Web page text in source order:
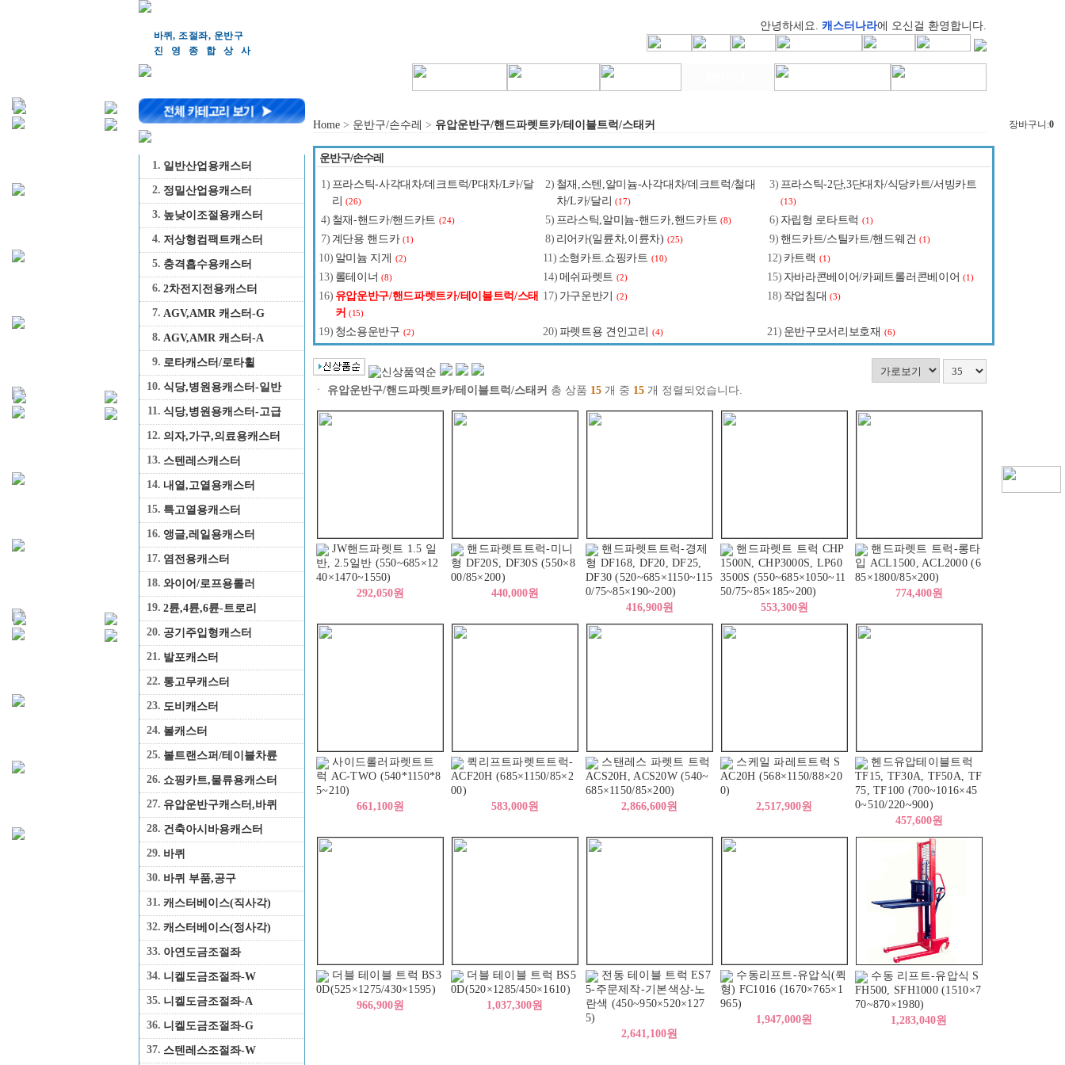
바퀴, 조절좌, 운반구
진영종합상 사
안녕하세요. 캐스터나라에 오신걸 환영합니다.
1. 일반산업용캐스터
2. 정밀산업용캐스터
3. 높낮이조절용캐스터
4. 저상형컴팩트캐스터
5. 충격흡수용캐스터
6. 2차전지전용캐스터
7. AGV,AMR 캐스터-G
8. AGV,AMR 캐스터-A
9. 로타캐스터/로타휠
10. 식당,병원용캐스터-일반
11. 식당,병원용캐스터-고급
12. 의자,가구,의료용캐스터
13. 스텐레스캐스터
14. 내열,고열용캐스터
15. 특고열용캐스터
16. 앵글,레일용캐스터
17. 염전용캐스터
18. 와이어/로프용롤러
19. 2륜,4륜,6륜-트로리
20. 공기주입형캐스터
21. 발포캐스터
22. 통고무캐스터
23. 도비캐스터
24. 볼캐스터
25. 볼트랜스퍼/테이블차륜
26. 쇼핑카트,물류용캐스터
27. 유압운반구캐스터,바퀴
28. 건축아시바용캐스터
29. 바퀴
30. 바퀴 부품,공구
31. 캐스터베이스(직사각)
32. 캐스터베이스(정사각)
33. 아연도금조절좌
34. 니켈도금조절좌-W
35. 니켈도금조절좌-A
36. 니켈도금조절좌-G
37. 스텐레스조절좌-W
Home> 운반구/손수레 > 유압운반구/핸드파렛트카/테이블트럭/스태커
운반구/손수레
1) 프라스틱-사각대차/데크트럭/P대차/L카/달
리
(26)
2) 철재,스텐,알미늄-사각대차/데크트럭/철대
차/L카/달리
(17)
3) 프라스틱-2단,3단대차/식당카트/서빙카트
(13)
4) 철재-핸드카/핸드카트 (24) 5) 프라스틱,알미늄-핸드카,핸드카트 (8) 6) 자립형 로타트럭 (1)
7) 계단용 핸드카 (1) 8) 리어카(일륜차,이륜차) (25) 9) 핸드카트/스틸카트/핸드웨건 (1)
10) 알미늄 지게 (2) 11) 소형카트.쇼핑카트 (10) 12) 카트랙 (1)
13) 롤테이너 (8) 14) 메쉬파렛트 (2) 15) 자바라콘베이어/카페트롤러콘베이어 (1)
16) 유압운반구/핸드파렛트카/테이블트럭/스태
커 (15)
17) 가구운반기 (2) 18) 작업침대 (3)
19) 청소용운반구 (2) 20) 파렛트용 견인고리 (4) 21) 운반구모서리보호재 (6)
ㆍ 유압운반구/핸드파렛트카/테이블트럭/스태커 총 상품 15개 중 15개 정렬되었습니다.
JW핸드파렛트 1.5 일
반, 2.5일반 (550~685×12
40×1470~1550)
292,050원
핸드파렛트트럭-미니
형 DF20S, DF30S (550×8
00/85×200)
440,000원
핸드파렛트트럭-경제
형 DF168, DF20, DF25,
DF30 (520~685×1150~115
0/75~85×190~200)
416,900원
핸드파렛트 트럭 CHP
1500N, CHP3000S, LP60
3500S (550~685×1050~11
50/75~85×185~200)
553,300원
핸드파렛트 트럭-롱타
입 ACL1500, ACL2000 (6
85×1800/85×200)
774,400원
사이드롤러파렛트트
럭 AC-TWO (540*1150*8
5~210)
661,100원
퀵리프트파렛트트럭-
ACF20H (685×1150/85×2
00)
583,000원
스탠레스 파렛트 트럭
ACS20H, ACS20W (540~
685×1150/85×200)
2,866,600원
스케일 파레트트럭 S
AC20H (568×1150/88×20
0)
2,517,900원
헨드유압테이블트럭
TF15, TF30A, TF50A, TF
75, TF100 (700~1016×45
0~510/220~900)
457,600원
더블 테이블 트럭 BS3
0D(525×1275/430×1595)
966,900원
더블 테이블 트럭 BS5
0D(520×1285/450×1610)
1,037,300원
전동 테이블 트럭 ES7
5-주문제작-기본색상-노
란색 (450~950×520×127
5)
2,641,100원
수동리프트-유압식(퀵
형) FC1016 (1670×765×1
965)
1,947,000원
수동 리프트-유압식 S
FH500, SFH1000 (1510×7
70~870×1980)
1,283,040원
장바구니:0